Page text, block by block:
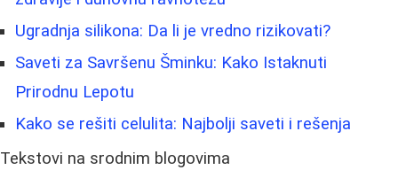
Ugradnja silikona: Da li je vredno rizikovati?
Saveti za Savršenu Šminku: Kako Istaknuti
Prirodnu Lepotu
Kako se rešiti celulita: Najbolji saveti i rešenja
Tekstovi na srodnim blogovima